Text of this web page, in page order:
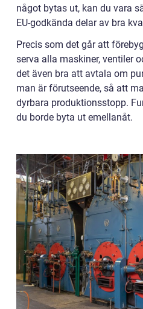
något bytas ut, kan du vara
EU-godkända delar av bra
Precis som det går att
serva alla maskiner, ventiler
det även bra att avtala om
man är förutseende, så att
dyrbara produktionsstopp.
du borde byta ut emellanåt.